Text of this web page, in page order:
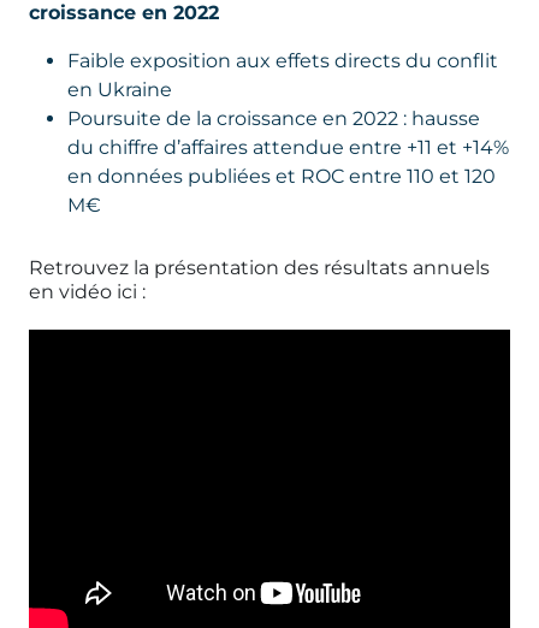
croissance en 2022
Faible exposition aux effets directs du conflit
en Ukraine
Poursuite de la croissance en 2022 : hausse
du chiffre d’affaires attendue entre +11 et +14%
en données publiées et ROC entre 110 et 120
M€
Retrouvez la présentation des résultats annuels
en vidéo ici :